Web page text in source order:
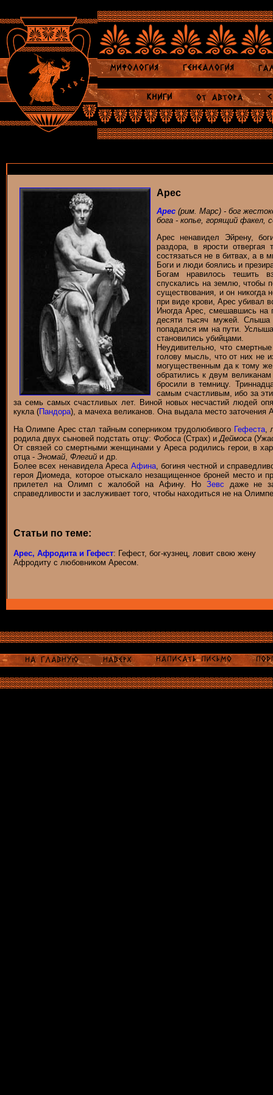
Арес
Арес (рим. Марс) - бог
бога - копье, горящий факел,
Арес ненавидел Эйрену,
раздора, в ярости
состязаться не в битвах, а в
Боги и люди боялись и
Богам нравилось тешить
спускались на землю,
существования, и он никогда
при виде крови, Арес убивал
Иногда Арес, смешавшись на
десяти тысяч мужей. Слыша
попадался им на пути.
становились убийцами.
Неудивительно, что
голову мысль, что от них не
могущественным да к тому
обратились к двум
бросили в темницу.
самым счастливым, ибо за
за семь самых счастливых лет. Виной новых несчастий людей
кукла (Пандора), а мачеха великанов. Она выдала место заточения
На Олимпе Арес стал тайным соперником трудолюбивого Гефеста,
родила двух сыновей подстать отцу: Фобоса (Страх) и Деймоса
От связей со смертными женщинами у Ареса родились герои, в
отца - Эномай Флегий и др.
Более всех ненавидела Ареса Афина, богиня честной и
героя Диомеда, которое отыскало незащищенное броней место и
прилетел на Олимп с жалобой на Афину. Но Зевс даже не
справедливости и заслуживает того, чтобы находиться не на
Статьи по теме:
Арес, Афродита и Гефест: Гефест, бог-кузнец, ловит свою жену
Афродиту с любовником Аресом.